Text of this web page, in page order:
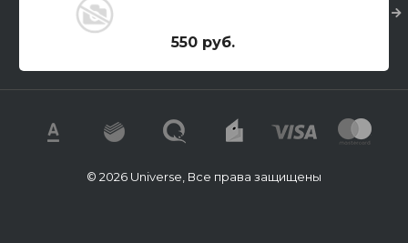
550 руб.
© 2026 Universe, Все права защищены